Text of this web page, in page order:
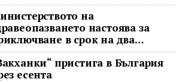
на
настоява за
в срок на два
строителни проекта
пристига в България
есента